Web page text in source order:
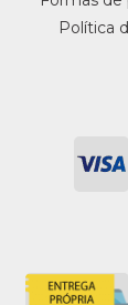
Política